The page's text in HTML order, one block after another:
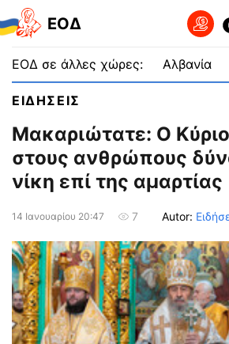
EOΔ
ΕΟΔ σε άλλες χώρες: Αλβανία
ΕΙΔΗΣΕΙΣ
Μακαριώτατε: Ο
στους ανθρώπους
νίκη επί της αμαρτίας
14 Ιανουαρίου 20:47 7 Autor: